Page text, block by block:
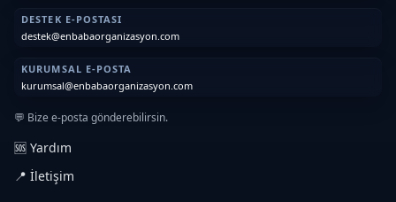
DESTEK E-POSTASI
destek@enbabaorganizasyon.com
KURUMSAL E-POSTA
kurumsal@enbabaorganizasyon.com
💬 Bize e-posta gönderebilirsin.
🆘 Yardım
📍 İletişim